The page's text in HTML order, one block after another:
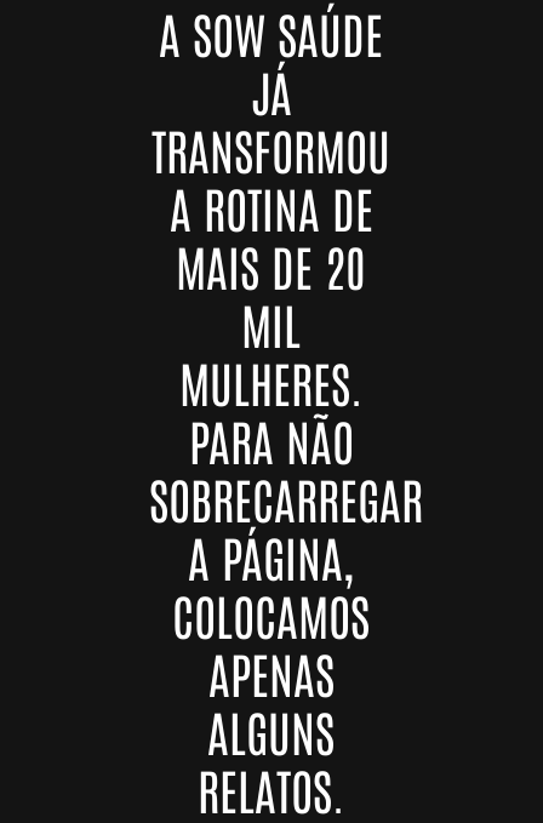
A SOW SAÚDE
JÁ
TRANSFORMOU
A ROTINA DE
MAIS DE 20
MIL
MULHERES.
PARA NÃO
SOBRECARREGAR
A PÁGINA,
COLOCAMOS
APENAS
ALGUNS
RELATOS.